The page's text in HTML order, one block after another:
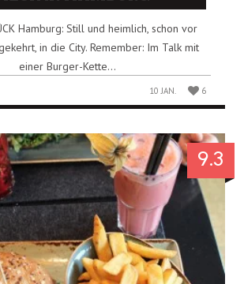
Hamburg: Still und heimlich, schon vor
in die City. Remember: Im Talk mit
einer Burger-Kette...
10 JAN. 6
9.3